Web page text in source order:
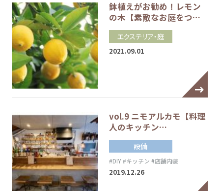
鉢植えがお勧め！レモン
の木【素敵なお庭をつ…
エクステリア・庭
2021.09.01
vol.9 ニモアルカモ【料理
人のキッチン…
設備
#DIY#キッチン #店舗内装
2019.12.26